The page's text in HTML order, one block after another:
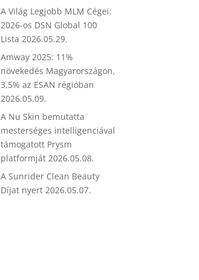
A Világ Legjobb MLM Cégei:
2026-os DSN Global 100
Lista 2026.05.29.
Amway 2025: 11%
növekedés Magyarországon,
3,5% az ESAN régióban
2026.05.09.
A Nu Skin bemutatta
mesterséges intelligenciával
támogatott Prysm
platformját 2026.05.08.
A Sunrider Clean Beauty
Díjat nyert 2026.05.07.